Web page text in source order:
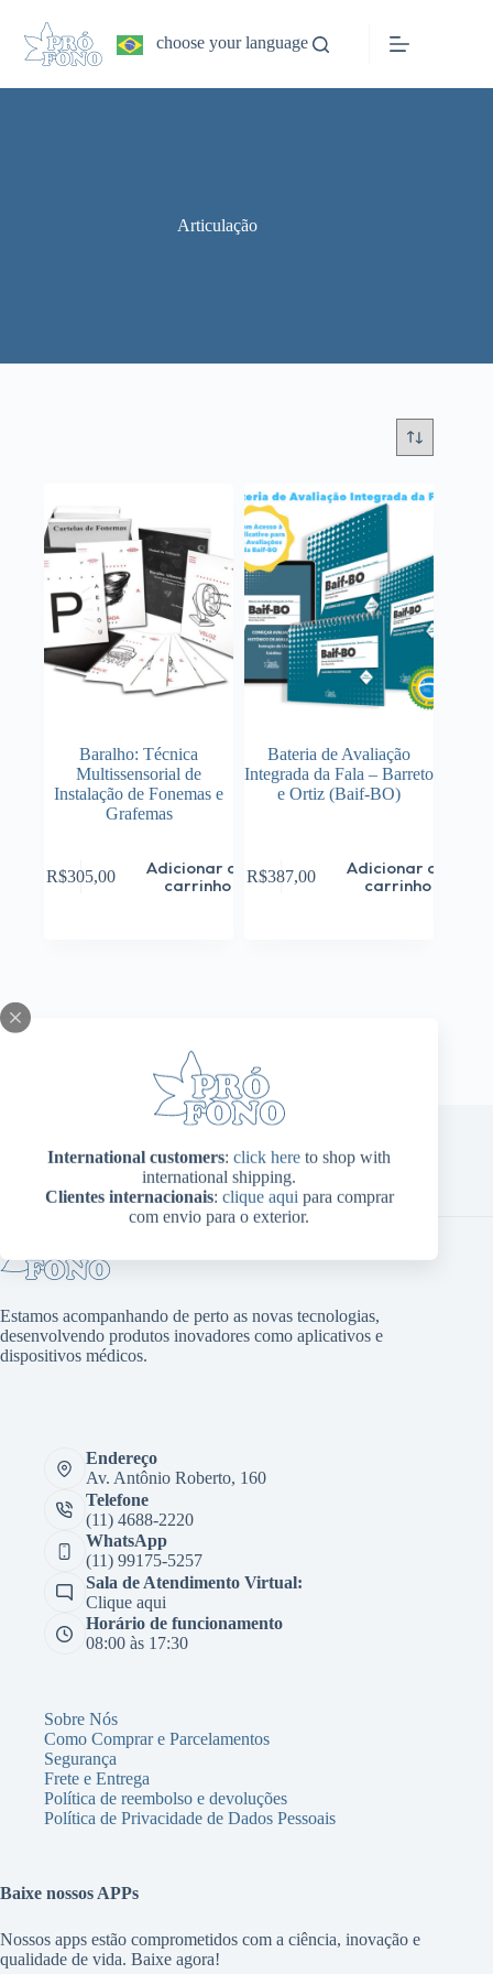
conteúdo
International customers: click here to shop with
international shipping.
Clientes internacionais: clique aqui para comprar
com envio para o exterior.
choose your language
Articulação
Baralho: Técnica
Multissensorial de
Instalação de Fonemas e
Grafemas
R$305,00
Adicionar ao
carrinho
Bateria de Avaliação
Integrada da Fala – Barreto
e Ortiz (Baif-BO)
R$387,00
Adicionar ao
carrinho
Home Sobre Nós Produtos
Minha conta
Estamos acompanhando de perto as novas tecnologias,
desenvolvendo produtos inovadores como aplicativos e
dispositivos médicos.
Endereço
Av. Antônio Roberto, 160
Telefone
(11) 4688-2220
WhatsApp
(11) 99175-5257
Sala de Atendimento Virtual:
Clique aqui
Horário de funcionamento
08:00 às 17:30
Sobre Nós
Como Comprar e Parcelamentos
Segurança
Frete e Entrega
Política de reembolso e devoluções
Política de Privacidade de Dados Pessoais
Baixe nossos APPs
Nossos apps estão comprometidos com a ciência, inovação e
qualidade de vida. Baixe agora!